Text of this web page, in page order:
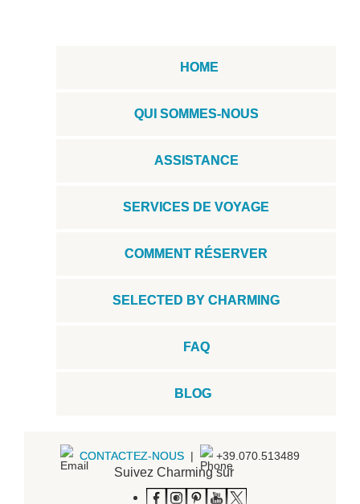
HOME
QUI SOMMES-NOUS
ASSISTANCE
SERVICES DE VOYAGE
COMMENT RÉSERVER
SELECTED BY CHARMING
FAQ
BLOG
CONTACTEZ-NOUS | +39.070.513489
Suivez Charming sur